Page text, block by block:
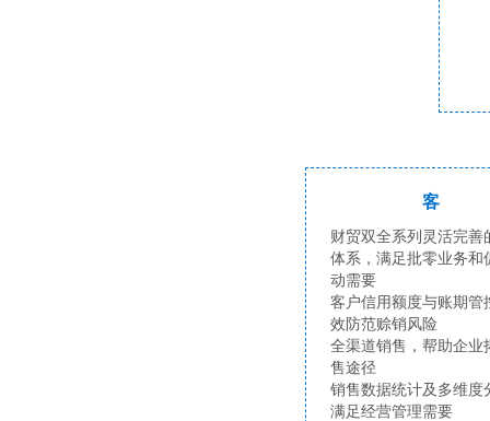
客
财贸双全系列灵活完善
体系，满足批零业务和
动需要
客户信用额度与账期管
效防范赊销风险
全渠道销售，帮助企业
售途径
销售数据统计及多维度
满足经营管理需要